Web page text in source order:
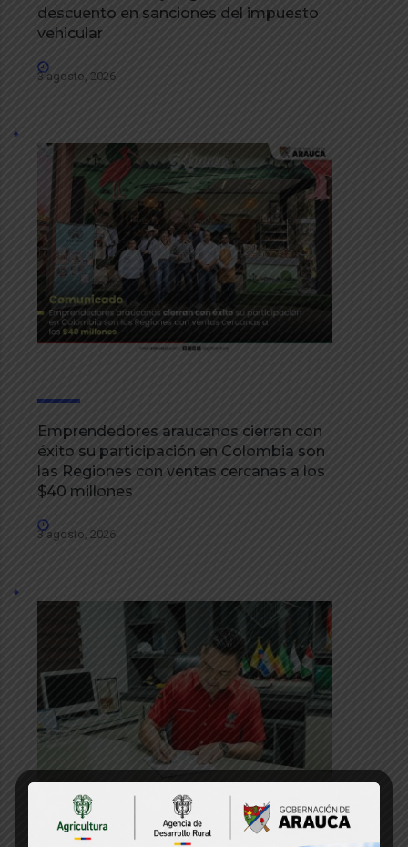
descuento en sanciones del impuesto
vehicular
3 agosto, 2026
Emprendedores araucanos cierran con
éxito su participación en Colombia son
las Regiones con ventas cercanas a los
$40 millones
3 agosto, 2026